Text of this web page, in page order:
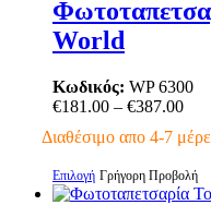
πολλαπλές
παραλλαγές.
επιλογές
μπορούν
επιλεγούν
σελίδα
του
World
Κωδικός: WP 6300
€181.00 – €387.00Price
Διαθέσιμο απο 4-7
Επιλογή Αυτό
το
Γρήγορη Προβολή